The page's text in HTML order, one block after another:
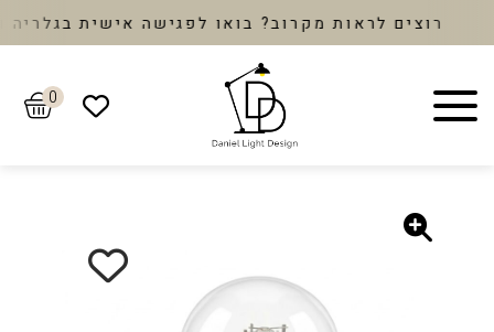
רוצים לראות מקרוב? בואו לפגישה אישית בגלריה
0